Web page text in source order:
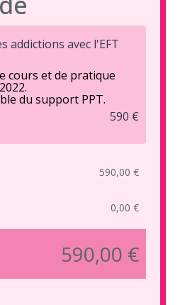
addictions avec l'EFT
cours et de pratique
du support PPT.
590 €
590,00 €
0,00 €
590,00 €